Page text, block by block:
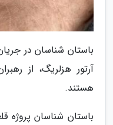
باستان شناسان در
آرتور هزلریگ، از
هستند.
باستان شناسان پروژه